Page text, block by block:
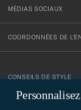
MÉDIAS SOCIAUX
COORDONNÉES DE
CONSEILS DE STYLE
Besoin d'aide pour